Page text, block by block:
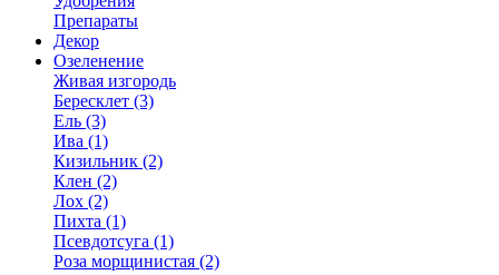
Препараты
Декор
Озеленение
Живая изгородь
Бересклет (3)
Ель (3)
Ива (1)
Кизильник (2)
Клен (2)
Лох (2)
Пихта (1)
Псевдотсуга (1)
Роза морщинистая (2)